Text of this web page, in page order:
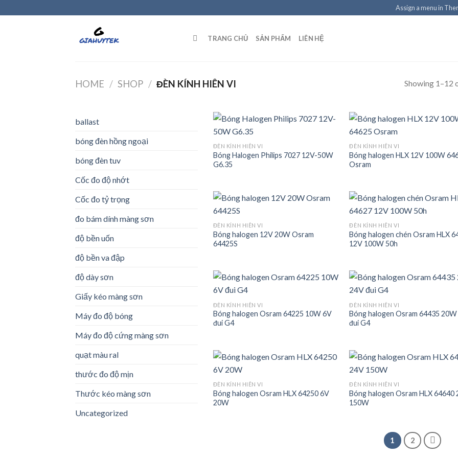
to
Assign a menu in
TRANG CHỦ SẢN PHẨM LIÊN HỆ
HOME / SHOP / ĐÈN KÍNH HIÊN VI Showing 1–12
ballast
bóng đèn hồng ngoại
bóng đèn tuv
Cốc đo độ nhớt
Cốc đo tỷ trọng
đo bám dính màng sơn
độ bền uốn
độ bền va đập
độ dày sơn
Giấy kéo màng sơn
Máy đo độ bóng
Máy đo độ cứng màng sơn
quạt màu ral
thước đo độ mịn
Thước kéo màng sơn
Uncategorized
Add to
ĐÈN KÍNH HIÊN VI
Bóng Halogen Philips 7027 12V-50W
G6.35
ĐÈN KÍNH HIÊN VI
Bóng halogen HLX 12V 100W
Osram
Add to
ĐÈN KÍNH HIÊN VI
Bóng halogen 12V 20W Osram
64425S
ĐÈN KÍNH HIÊN VI
Bóng halogen chén Osram HLX
12V 100W 50h
Add to
ĐÈN KÍNH HIÊN VI
Bóng halogen Osram 64225 10W 6V
đui G4
ĐÈN KÍNH HIÊN VI
Bóng halogen Osram 64435
đui G4
Add to
ĐÈN KÍNH HIÊN VI
Bóng halogen Osram HLX 64250 6V
20W
ĐÈN KÍNH HIÊN VI
Bóng halogen Osram HLX 64640
150W
1 2